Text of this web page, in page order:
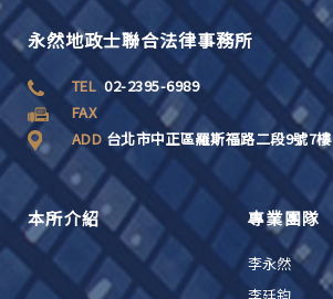
永然地政士聯合法律事務所
TEL02-2395-6989
FAX
ADD 台北市中正區羅斯福路二段9號7樓
本所介紹 專業團隊
李永然